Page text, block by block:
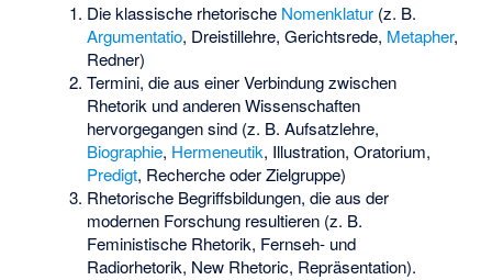
Die klassische rhetorische Nomenklatur (z. B.
Argumentatio, Dreistillehre, Gerichtsrede, Metapher,
Redner)
Termini, die aus einer Verbindung zwischen
Rhetorik und anderen Wissenschaften
hervorgegangen sind (z. B. Aufsatzlehre,
Biographie, Hermeneutik, Illustration, Oratorium,
Predigt, Recherche oder Zielgruppe)
Rhetorische Begriffsbildungen, die aus der
modernen Forschung resultieren (z. B.
Feministische Rhetorik, Fernseh- und
Radiorhetorik, New Rhetoric, Repräsentation).